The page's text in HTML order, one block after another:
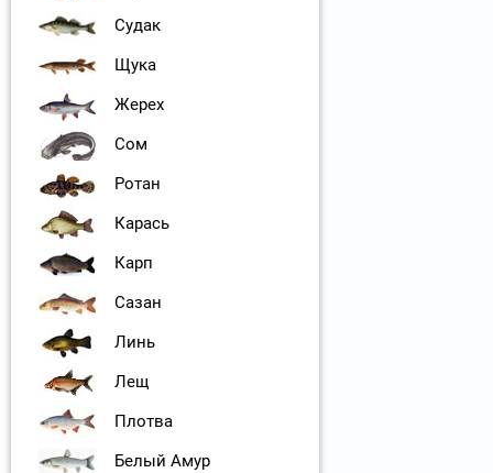
Судак
Щука
Жерех
Сом
Ротан
Карась
Карп
Сазан
Линь
Лещ
Плотва
Белый Амур